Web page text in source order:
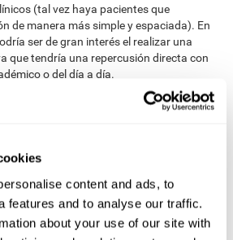
content and ads, to
features and to analyse our traffic.
about your use of our site with
(tal vez haya pacientes que
de manera más simple y espaciada). En
ser de gran interés el realizar una
que tendría una repercusión directa con
o del día a día.
el equipo de CogniFit se ha
de Stroop. De este modo, se ha
DIAT-SHIF: Es necesario seguir con
aleatorio de una bola blanca y atender
aparecen en el centro de la pantalla.